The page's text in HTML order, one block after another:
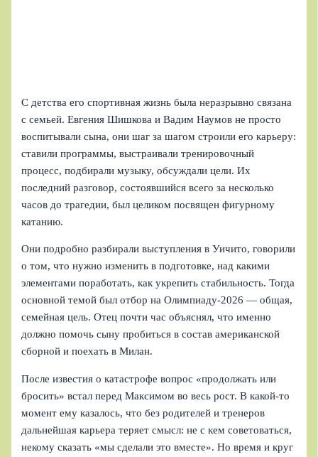
С детства его спортивная жизнь была неразрывно связана
с семьей. Евгения Шишкова и Вадим Наумов не просто
воспитывали сына, они шаг за шагом строили его карьеру:
ставили программы, выстраивали тренировочный
процесс, подбирали музыку, обсуждали цели. Их
последний разговор, состоявшийся всего за несколько
часов до трагедии, был целиком посвящен фигурному
катанию.
Они подробно разбирали выступления в Уичито, говорили
о том, что нужно изменить в подготовке, над какими
элементами поработать, как укрепить стабильность. Тогда
основной темой был отбор на Олимпиаду‑2026 — общая,
семейная цель. Отец почти час объяснял, что именно
должно помочь сыну пробиться в состав американской
сборной и поехать в Милан.
После известия о катастрофе вопрос «продолжать или
бросить» встал перед Максимом во весь рост. В какой‑то
момент ему казалось, что без родителей и тренеров
дальнейшая карьера теряет смысл: не с кем советоваться,
некому сказать «мы сделали это вместе». Но время и круг